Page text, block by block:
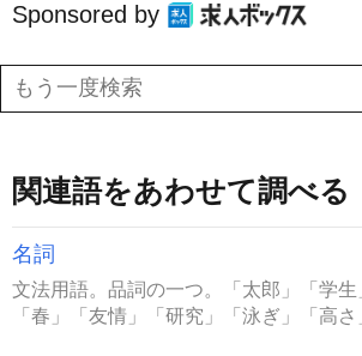
Sponsored by
関連語をあわせて調べる
名詞
文法用語。品詞の一つ。「太郎」「学生
「春」「友情」「研究」「泳ぎ」「高さ